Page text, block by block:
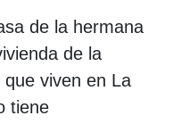
de la hermana
de la
viven en La
tiene